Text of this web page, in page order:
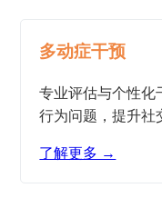
多动症干预
专业评估与个性化
行为问题，提升社
了解更多 →